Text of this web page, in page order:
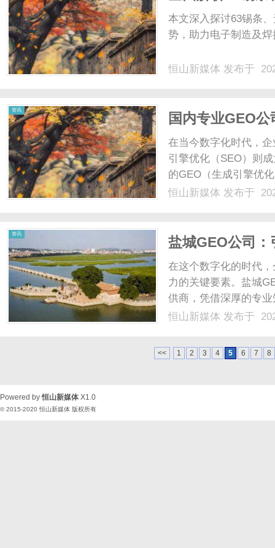
用与优势
本文深入探讨63锡条
势，助力电子制造及
恒山新媒体 发布于
资讯
国内专业GEO
在当今数字化时代，
引擎优化（SEO）则
的GEO（生成引擎优
帮助企业在竞争激烈
恒山新媒体 发布于
资讯
盐城GEO公司
家
在这个数字化的时代
力的关键要素。盐城
供商，凭借深厚的专
出。本文将深入探讨
一、盐城GEO公司的
恒山新媒体 发布于
<< 1 2 3 4 5 6 7 8
Powered by恒山新媒体 X1.0
© 2015-2020 恒山新媒体 版权所有